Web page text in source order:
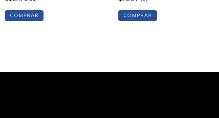
COMPRAR COMPRAR